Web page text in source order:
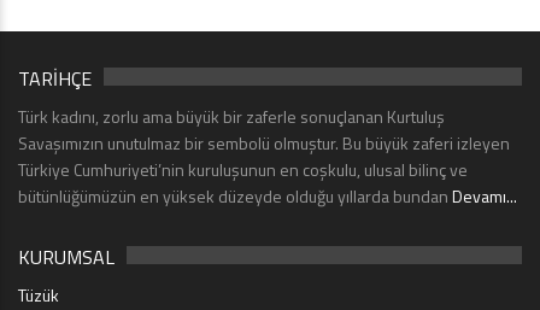
TARİHÇE
Türk kadını, zorlu ama büyük bir zaferle sonuçlanan Kurtuluş
Savaşımızın unutulmaz bir sembolü olmuştur. Bu büyük zaferi izleyen
Türkiye Cumhuriyeti’nin kuruluşunun en coşkulu, ulusal bilinç ve
bütünlüğümüzün en yüksek düzeyde olduğu yıllarda bundanDevamı...
KURUMSAL
Tüzük